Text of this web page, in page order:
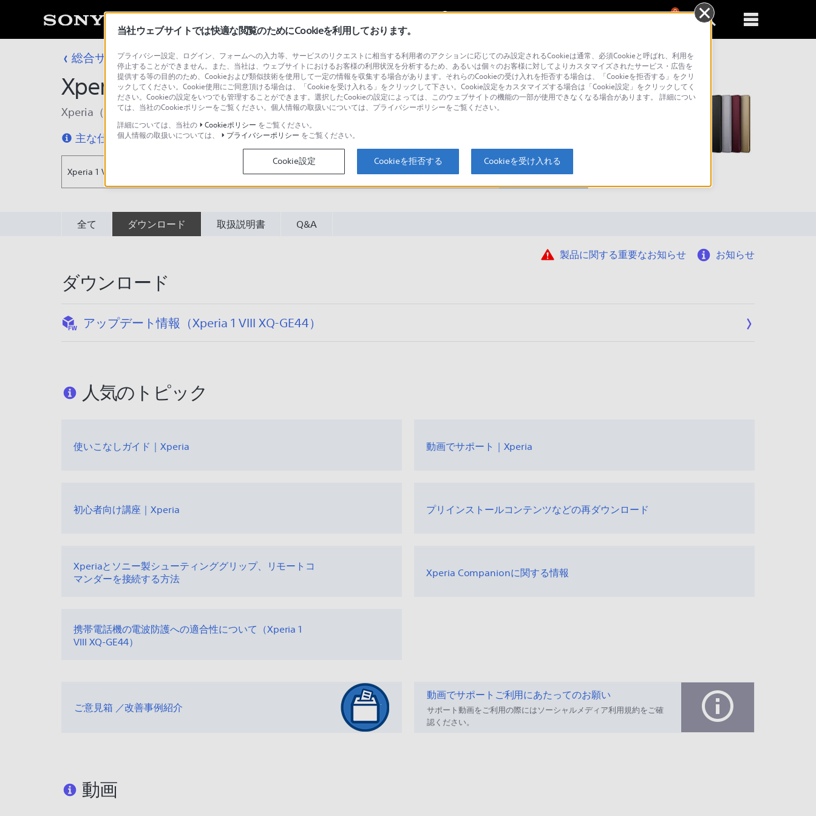
0
総合サポート・お問い合わせ 楽天モバイル／SIMフリーモデル
Xperia 1 VIII XQ-GE44
Xperia（TM） SIMフリースマートフォン
主な仕様
特長
Xperia 1 VIII XQ-GE44 検索
全て ダウンロード 取扱説明書 Q&A
製品に関する重要なお知らせ お知らせ
ダウンロード
アップデート情報（Xperia 1 VIII XQ-GE44）
人気のトピック
使いこなしガイド｜Xperia 動画でサポート｜Xperia
初心者向け講座｜Xperia プリインストールコンテンツなどの再ダウンロード
Xperiaとソニー製シューティンググリップ、リモートコ
マンダーを接続する方法
Xperia Companionに関する情報
携帯電話機の電波防護への適合性について（Xperia 1
VIII XQ-GE44）
ご意見箱 ／改善事例紹介
動画でサポートご利用にあたってのお願い
サポート動画をご利用の際にはソーシャルメディア利用規約をご確
認ください。
動画
当社ウェブサイトでは快適な閲覧のためにCookieを利用しております。
プライバシー設定、ログイン、フォームへの入力等、サービスのリクエストに相当する利用者のアクションに応じてのみ設定されるCookieは通常、必須Cookieと呼ばれ、利用を
停止することができません。また、当社は、ウェブサイトにおけるお客様の利用状況を分析するため、あるいは個々のお客様に対してよりカスタマイズされたサービス・広告を
提供する等の目的のため、Cookieおよび類似技術を使用して一定の情報を収集する場合があります。それらのCookieの受け入れを拒否する場合は、「Cookieを拒否する」をクリ
ックしてください。Cookie使用にご同意頂ける場合は、「Cookieを受け入れる」をクリックして下さい。Cookie設定をカスタマイズする場合は「Cookie設定」をクリックしてく
ださい。Cookieの設定をいつでも管理することができます。選択したCookieの設定によっては、このウェブサイトの機能の一部が使用できなくなる場合があります。 詳細につい
ては、当社のCookieポリシーをご覧ください。個人情報の取扱いについては、プライバシーポリシーをご覧ください。
詳細については、当社の
Cookieポリシー をご覧ください。
個人情報の取扱いについては、
プライバシーポリシー をご覧ください。
Cookie設定 Cookieを拒否する Cookieを受け入れる